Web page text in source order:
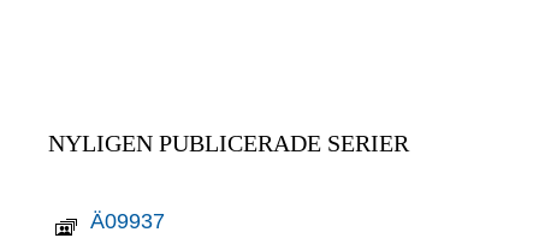
NYLIGEN PUBLICERADE SERIER
Ä09937